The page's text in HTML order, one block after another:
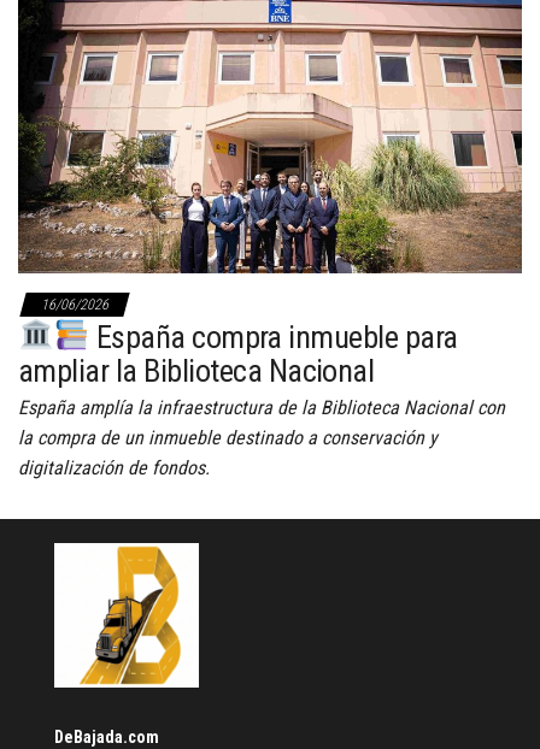
16/06/2026
España compra inmueble para
ampliar la Biblioteca Nacional
España amplía la infraestructura de la Biblioteca Nacional con
la compra de un inmueble destinado a conservación y
digitalización de fondos.
DeBajada.com